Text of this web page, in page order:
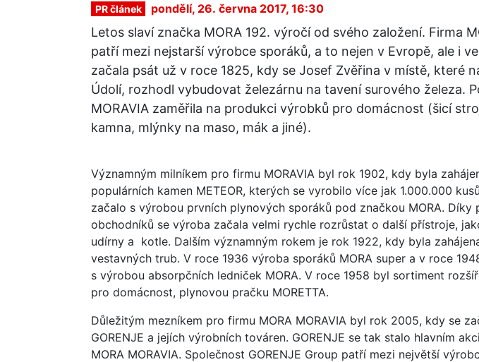
PR článek pondělí, 26. června 2017, 16:30
Letos slaví značka MORA 192. výročí od svého založení. Firma
patří mezi nejstarší výrobce sporáků, a to nejen v Evropě, ale i
začala psát už v roce 1825, kdy se Josef Zvěřina v místě, které
Údolí, rozhodl vybudovat železárnu na tavení surového železa.
MORAVIA zaměřila na produkci výrobků pro domácnost (šicí
kamna, mlýnky na maso, mák a jiné).
Významným milníkem pro firmu MORAVIA byl rok 1902, kdy byla
populárních kamen METEOR, kterých se vyrobilo více jak 1.000.000
začalo s výrobou prvních plynových sporáků pod značkou MORA. Díky
obchodníků se výroba začala velmi rychle rozrůstat o další přístroje,
udírny a kotle. Dalším významným rokem je rok 1922, kdy byla
vestavných trub. V roce 1936 výroba sporáků MORA super a v roce
s výrobou absorpčních ledniček MORA. V roce 1958 byl sortiment
pro domácnost, plynovou pračku MORETTA.
Důležitým mezníkem pro firmu MORA MORAVIA byl rok 2005, kdy se
GORENJE a jejích výrobních továren. GORENJE se tak stalo hlavním
MORA MORAVIA. Společnost GORENJE Group patří mezi největší